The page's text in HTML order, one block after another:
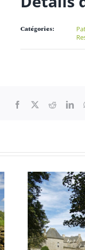
Catégories:
Facebook
X Reddit